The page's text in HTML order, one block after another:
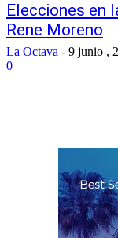
Elecciones en
Rene Moreno
La Octava - 9 junio ,
0